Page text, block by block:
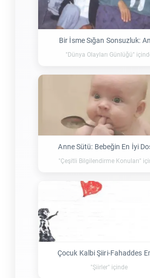
Bir İsme Sığan Sonsuzluk:
"Dünya Olayları Günlüğü"
Anne Sütü: Bebeğin En İyi
"Çeşitli Bilgilendirme Konuları"
Çocuk Kalbi Şiiri-Fahaddes
"Şiirler" içinde